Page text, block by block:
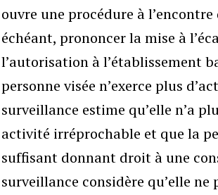
ouvre une procédure à
échéant, prononcer la mise à
l’autorisation à l’établissement
personne visée n’exerce plus
surveillance estime qu’elle n’a
activité irréprochable et que la
suffisant donnant droit à une
surveillance considère qu’elle